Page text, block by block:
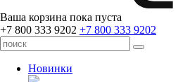
Ваша корзина пока пуста
+7 800 333 9202 +7 800 333 9202
Новинки